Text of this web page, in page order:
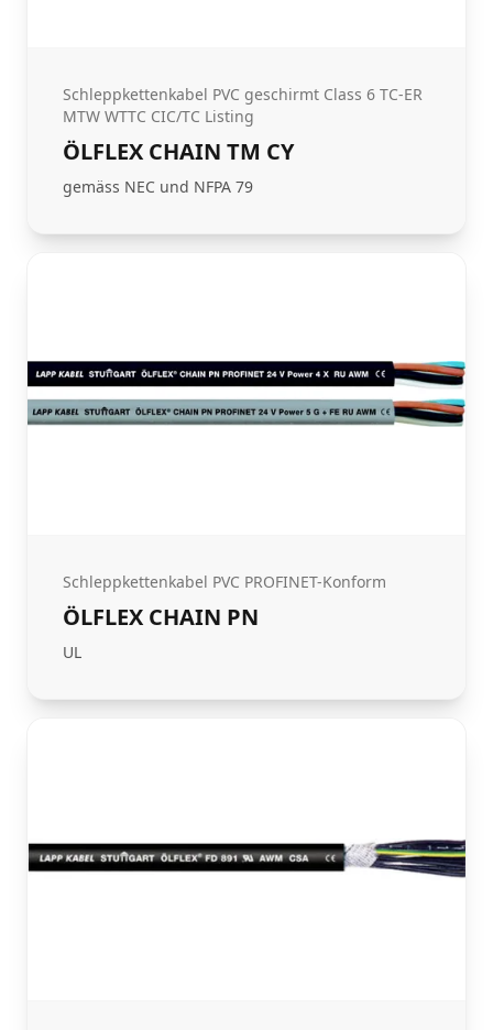
Schleppkettenkabel PVC geschirmt Class 6 TC-ER
MTW WTTC CIC/TC Listing
ÖLFLEX CHAIN TM CY
gemäss NEC und NFPA 79
Schleppkettenkabel PVC PROFINET-Konform
ÖLFLEX CHAIN PN
UL